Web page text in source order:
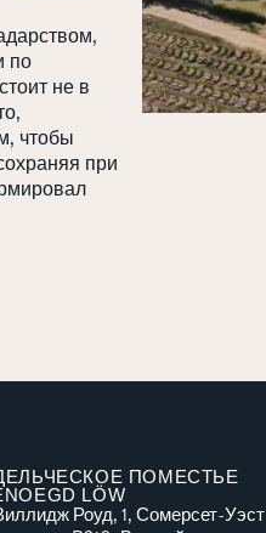
по
не в
чтобы
при
ПОМЕСТЬЕ
LÖW
Роуд, 1, Сомерсет-Уэст